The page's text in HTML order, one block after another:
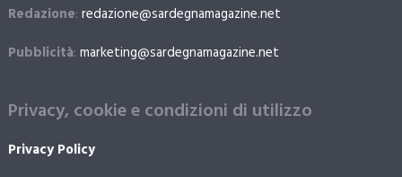
Redazione: redazione@sardegnamagazine.net
Pubblicità: marketing@sardegnamagazine.net
Privacy, cookie e condizioni di utilizzo
Privacy Policy